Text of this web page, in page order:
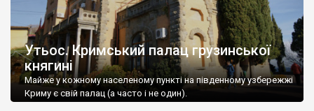
Утьос. Кримський палац грузинської
княгині
Майже у кожному населеному пункті на південному узбережжі
Криму є свій палац (а часто і не один).